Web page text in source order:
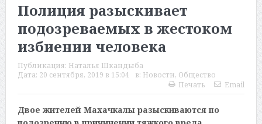
Полиция разыскивает
подозреваемых в жестоком
избиении человека
Публикация: Наталья Шкандыба
Дата: 20 сентября, 2019 в 15:04 в: Новости, Общество
Печать
Email
Двое жителей Махачкалы разыскиваются по